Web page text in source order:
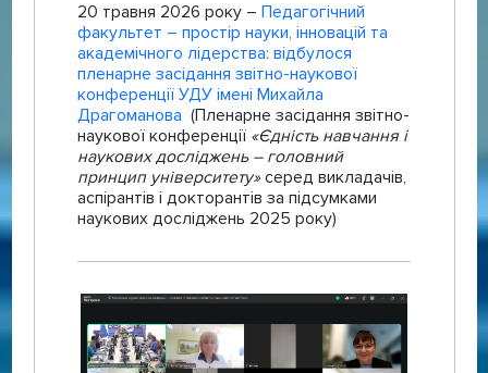
20 травня 2026 року – Педагогічний
факультет – простір науки, інновацій та
академічного лідерства: відбулося
пленарне засідання звітно-наукової
конференції УДУ імені Михайла
Драгоманова (Пленарне засідання звітно-
наукової конференції «Єдність навчання і
наукових досліджень – головний
принцип університету»серед викладачів,
аспірантів і докторантів за підсумками
наукових досліджень 2025 року)